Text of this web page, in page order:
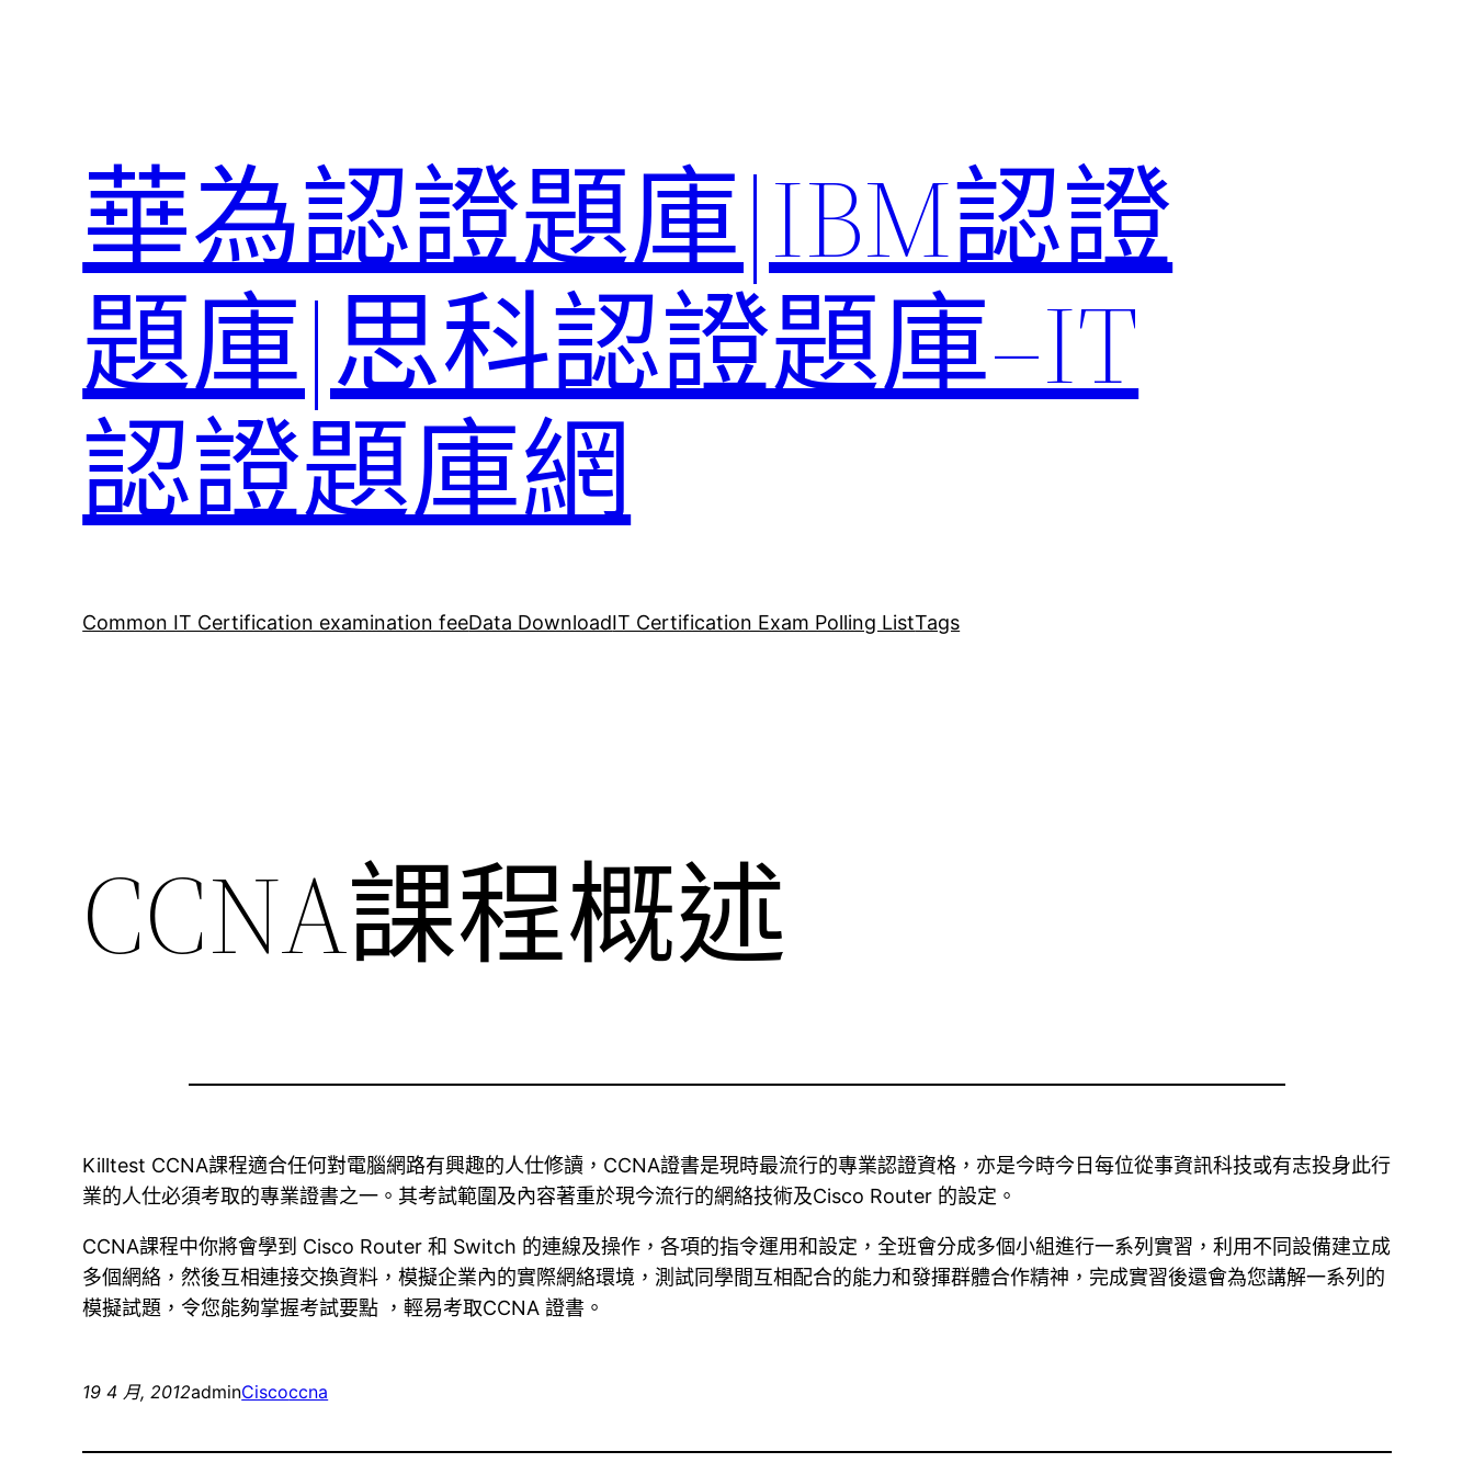
華為認證題庫|IBM認證
題庫|思科認證題庫–IT
認證題庫網
Common IT Certification examination feeData DownloadIT Certification Exam Polling ListTags
CCNA課程概述
Killtest CCNA課程適合任何對電腦網路有興趣的人仕修讀，CCNA證書是現時最流行的專業認證資格，亦是今時今日每位從事資訊科技或有志投身此行
業的人仕必須考取的專業證書之一。其考試範圍及內容著重於現今流行的網絡技術及Cisco Router 的設定。
CCNA課程中你將會學到 Cisco Router 和 Switch 的連線及操作，各項的指令運用和設定，全班會分成多個小組進行一系列實習，利用不同設備建立成
多個網絡，然後互相連接交換資料，模擬企業內的實際網絡環境，測試同學間互相配合的能力和發揮群體合作精神，完成實習後還會為您講解一系列的
模擬試題，令您能夠掌握考試要點 ，輕易考取CCNA 證書。
19 4 月, 2012adminCiscoccna